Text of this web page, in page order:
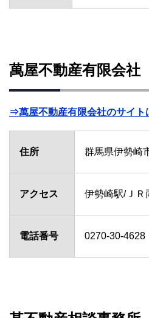
萬屋不動産有限会社
⇒萬屋不動産有限会社のサイト
住所 群馬県伊勢崎
アクセス 伊勢崎駅/ＪＲ
電話番号 0270-30-4628